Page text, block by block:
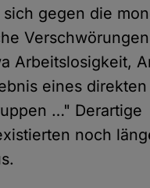
gegen die
Arbeitslosigkeit,
eines direkten
…" Derartige
noch